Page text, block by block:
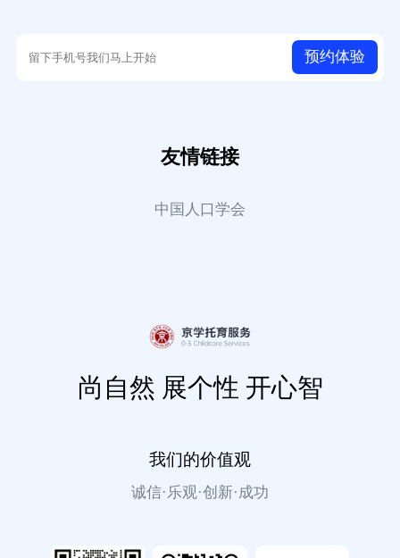
预约体验
友情链接
中国人口学会
尚自然 展个性 开心智
我们的价值观
诚信·乐观·创新·成功